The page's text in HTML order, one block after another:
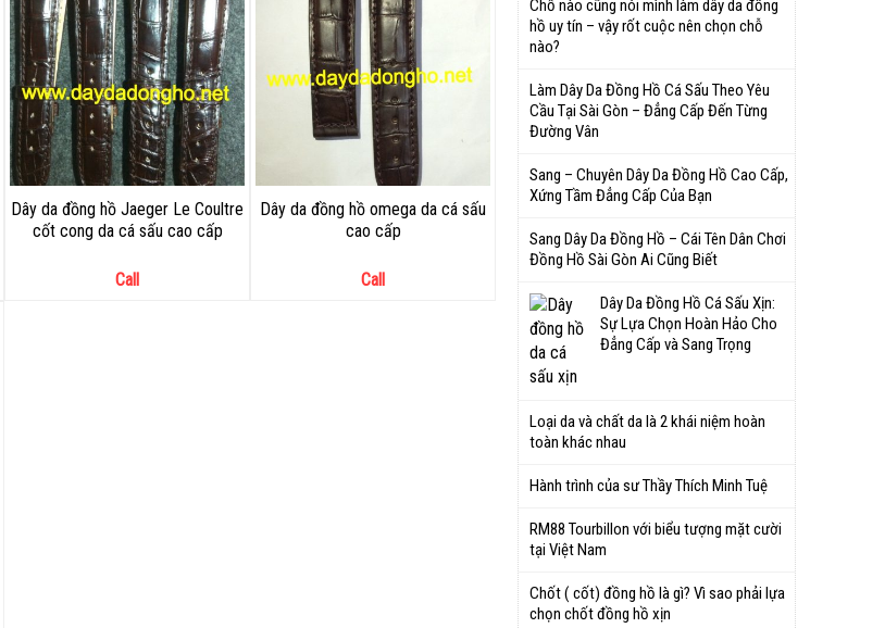
Dây da đồng hồ Jaeger Le Coultre
cốt cong da cá sấu cao cấp
Call
Dây da đồng hồ omega da cá sấu
cao cấp
Call
Chỗ nào cũng nói mình làm dây da đồng
hồ uy tín – vậy rốt cuộc nên chọn chỗ
nào?
Làm Dây Da Đồng Hồ Cá Sấu Theo Yêu
Cầu Tại Sài Gòn – Đẳng Cấp Đến Từng
Đường Vân
Sang – Chuyên Dây Da Đồng Hồ Cao Cấp,
Xứng Tầm Đẳng Cấp Của Bạn
Sang Dây Da Đồng Hồ – Cái Tên Dân Chơi
Đồng Hồ Sài Gòn Ai Cũng Biết
Dây Da Đồng Hồ Cá Sấu Xịn:
Sự Lựa Chọn Hoàn Hảo Cho
Đẳng Cấp và Sang Trọng
Loại da và chất da là 2 khái niệm hoàn
toàn khác nhau
Hành trình của sư Thầy Thích Minh Tuệ
RM88 Tourbillon với biểu tượng mặt cười
tại Việt Nam
Chốt ( cốt) đồng hồ là gì? Vì sao phải lựa
chọn chốt đồng hồ xịn